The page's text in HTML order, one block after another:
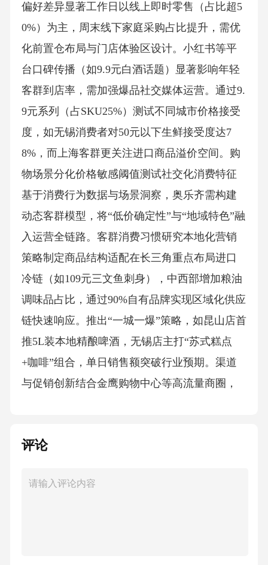
偏好差异显著工作日以线上即时零售（占比超5
0%）为主，周末线下家庭采购占比提升，需优
化前置仓布局与门店体验区设计。小红书等平
台口碑传播（如9.9元白酒话题）显著影响年轻
客群到店率，需加强爆品社交媒体运营。通过9.
9元系列（占SKU25%）测试不同城市价格接受
度，如无锡消费者对50元以下生鲜接受度达7
8%，而上海客群更关注进口商品溢价空间。购
物场景分化价格敏感阈值测试社交化消费特征
基于消费行为数据与场景洞察，奥乐齐需构建
动态客群模型，将“低价确定性”与“地域特色”融
入运营全链路。客群消费习惯研究本地化营销
策略制定商品结构适配在长三角重点布局进口
冷链（如109元三文鱼刺身），中西部增加粮油
调味品占比，通过90%自有品牌实现区域化供应
链快速响应。推出“一城一爆”策略，如昆山店首
推5L装本地精酿啤酒，无锡店主打“苏式糕点
+咖啡”组合，单日销售额突破行业预期。渠道
与促销创新结合金鹰购物中心等高流量商圈，
点后降价30%，吸引下班客群，损耗率控制在
每月更新200款新品（90%自有品牌），淘汰尾
评论